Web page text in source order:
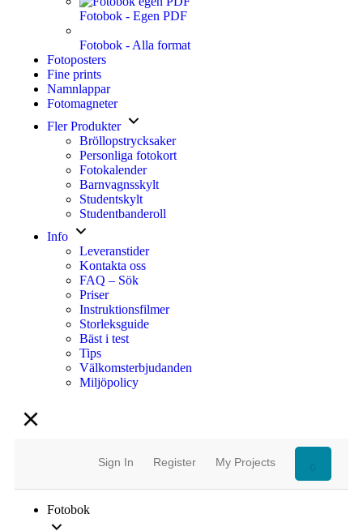
Fotobok - Egen PDF
Fotobok - Alla format
Fotoposters
Fine prints
Namnlappar
Fotomagneter
Fler Produkter
Bröllopstrycksaker
Personliga fotokort
Fotokalender
Barnvagnsskylt
Studentskylt
Studentbanderoll
Info
Leveranstider
Kontakta oss
FAQ – Sök
Priser
Instruktionsfilmer
Storleksguide
Bäst i test
Tips
Välkomsterbjudanden
Miljöpolicy
Sign In Register My Projects
Fotobok